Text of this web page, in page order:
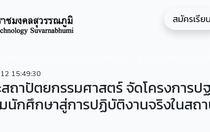
สมัครเรียน
15:49:30
ถาปัตยกรรมศาสตร์ จัดโครงการป
กศึกษาสู่การปฏิบัติงานจริงในสถ